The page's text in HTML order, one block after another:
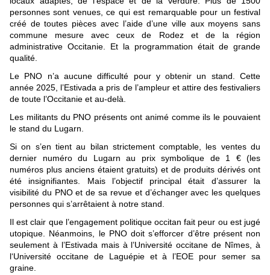
personnes sont venues, ce qui est remarquable pour un festival
créé de toutes pièces avec l’aide d’une ville aux moyens sans
commune mesure avec ceux de Rodez et de la région
administrative Occitanie. Et la programmation était de grande
qualité.
Le PNO n’a aucune difficulté pour y obtenir un stand. Cette
année 2025, l’Estivada a pris de l’ampleur et attire des festivaliers
de toute l’Occitanie et au-delà.
Les militants du PNO présents ont animé comme ils le pouvaient
le stand du Lugarn.
Si on s’en tient au bilan strictement comptable, les ventes du
dernier numéro du Lugarn au prix symbolique de 1 € (les
numéros plus anciens étaient gratuits) et de produits dérivés ont
été insignifiantes. Mais l’objectif principal était d’assurer la
visibilité du PNO et de sa revue et d’échanger avec les quelques
personnes qui s’arrêtaient à notre stand.
Il est clair que l’engagement politique occitan fait peur ou est jugé
utopique. Néanmoins, le PNO doit s’efforcer d’être présent non
seulement à l’Estivada mais à l’Université occitane de Nîmes, à
l‘Université occitane de Laguépie et à l’EOE pour semer sa
graine.